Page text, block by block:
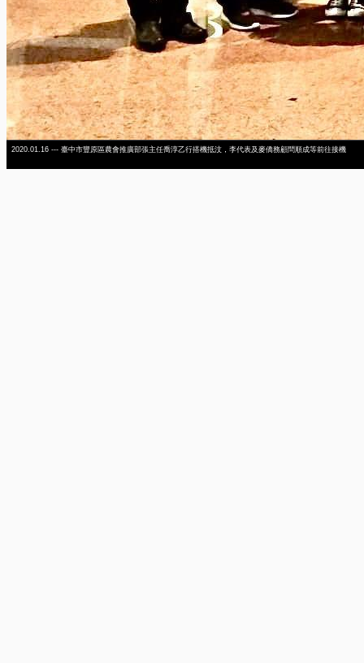
2020.01.16 --- 臺中市豐原區農會推廣部張主任喬淳乙行搭機抵汶，李代表及麥僑務顧問順成等前往接機